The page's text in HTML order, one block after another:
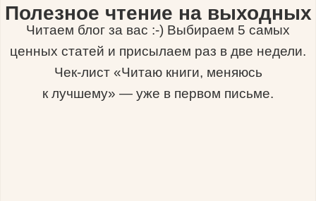
Полезное чтение на выходных
Читаем блог за вас :-) Выбираем 5 самых
ценных статей и присылаем раз в две недели.
Чек-лист «Читаю книги, меняюсь
к лучшему» — уже в первом письме.